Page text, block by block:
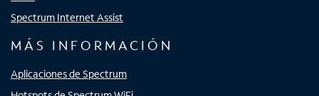
Spectrum Internet Assist
MÁS INFORMACIÓN
Aplicaciones de Spectrum